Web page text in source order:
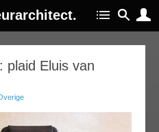
plaid Eluis van